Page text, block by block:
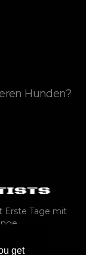
get
Hunden?
Erste Tage mit